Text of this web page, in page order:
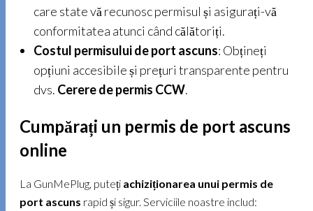
care state vă recunosc permisul și asigurați-vă
conformitatea atunci când călătoriți.
Costul permisului de port ascuns: Obțineți
opțiuni accesibile și prețuri transparente pentru
dvs. Cerere de permis CCW.
Cumpărați un permis de port ascuns
online
La GunMePlug, puteți achiziționarea unui permis de
port ascuns rapid și sigur. Serviciile noastre includ: